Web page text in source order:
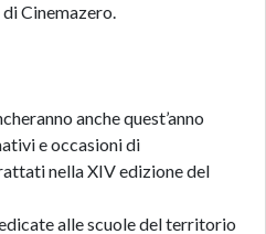
Cinemazero.
anche quest’anno
e occasioni di
nella XIV edizione del
alle scuole del territorio